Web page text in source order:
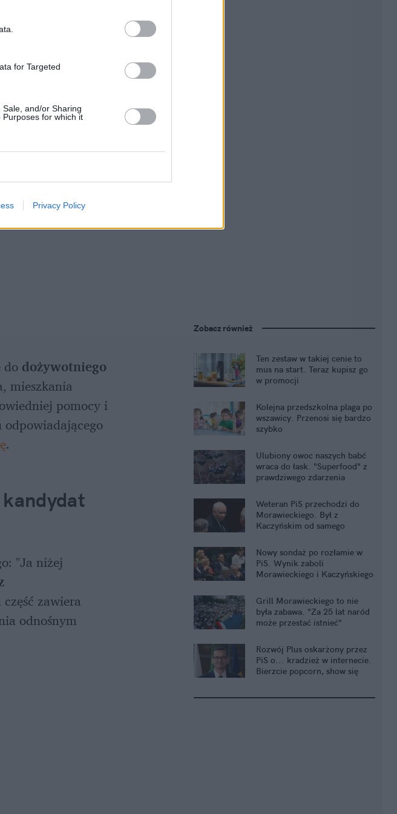
for Targeted
and/or Sharing
for which it
Privacy Policy
do dożywotniego
mieszkania
pomocy i
.
kandydat
"Ja niżej
zawiera
odnośnym
Zobacz również
Ten zestaw w takiej cenie to
mus na start. Teraz kupisz go
w promocji
Kolejna przedszkolna plaga po
wszawicy. Przenosi się bardzo
szybko
Ulubiony owoc naszych babć
wraca do łask. "Superfood" z
prawdziwego zdarzenia
Weteran PiS przechodzi do
Morawieckiego. Był z
Kaczyńskim od samego
Nowy sondaż po rozłamie w
PiS. Wynik zaboli
Morawieckiego i Kaczyńskiego
Grill Morawieckiego to nie
była zabawa. "Za 25 lat naród
może przestać istnieć"
Rozwój Plus oskarżony przez
PiS o... kradzież w internecie.
Bierzcie popcorn, show się